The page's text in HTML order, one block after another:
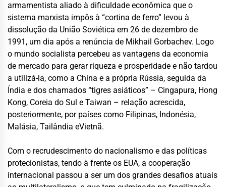
armamentista aliado à dificuldade econômica que o
sistema marxista impôs à “cortina de ferro” levou à
dissolução da União Soviética em 26 de dezembro de
1991, um dia após a renúncia de Mikhail Gorbachev. Logo
o mundo socialista percebeu as vantagens da economia
de mercado para gerar riqueza e prosperidade e não tardou
a utilizá-la, como a China e a própria Rússia, seguida da
Índia e dos chamados “tigres asiáticos” – Cingapura, Hong
Kong, Coreia do Sul e Taiwan – relação acrescida,
posteriormente, por países como Filipinas, Indonésia,
Malásia, Tailândia eVietnã.
Com o recrudescimento do nacionalismo e das políticas
protecionistas, tendo à frente os EUA, a cooperação
internacional passou a ser um dos grandes desafios atuais